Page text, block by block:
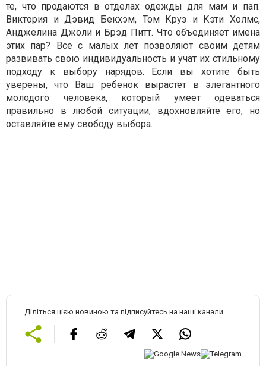
те, что продаются в отделах одежды для мам и пап.
Виктория и Дэвид Бекхэм, Том Круз и Кэти Холмс,
Анджелина Джоли и Брэд Питт. Что объединяет имена
этих пар? Все с малых лет позволяют своим детям
развивать свою индивидуальность и учат их стильному
подходу к выбору нарядов. Если вы хотите быть
уверены, что Ваш ребенок вырастет в элегантного
молодого человека, который умеет одеваться
правильно в любой ситуации, вдохновляйте его, но
оставляйте ему свободу выбора.
Діліться цією новиною та підписуйтесь на наші канали